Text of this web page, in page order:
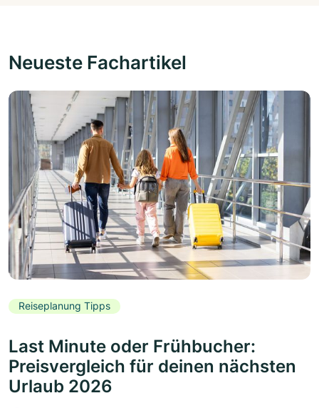
Neueste Fachartikel
Reiseplanung Tipps
Last Minute oder Frühbucher:
Preisvergleich für deinen nächsten
Urlaub 2026